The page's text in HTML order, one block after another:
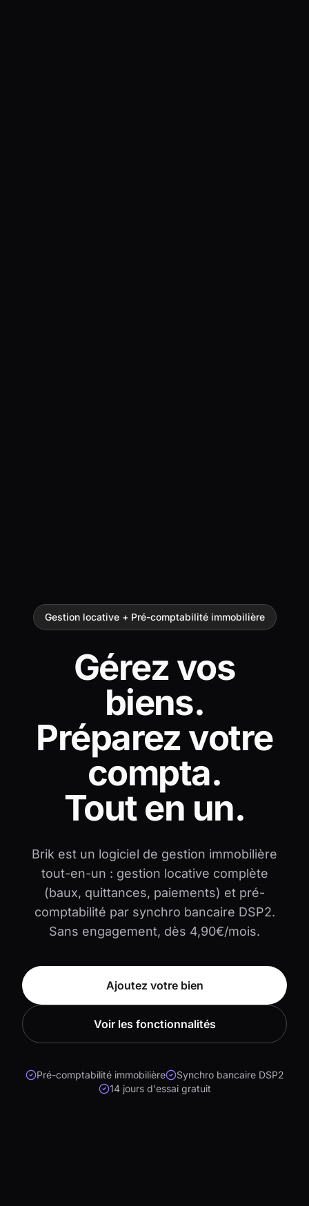
Gestion locative + Pré-comptabilité immobilière
Gérez vos
biens.
Préparez votre
compta.
Tout en un.
Brik est un logiciel de gestion immobilière
tout-en-un : gestion locative complète
(baux, quittances, paiements) et pré-
comptabilité par synchro bancaire DSP2.
Sans engagement, dès 4,90€/mois.
Ajoutez votre bien
Voir les fonctionnalités
Pré-comptabilité immobilière
Synchro bancaire DSP2
14 jours d'essai gratuit